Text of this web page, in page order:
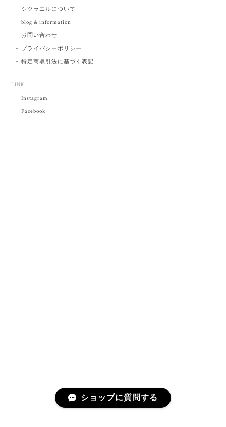
シツラエルについて
blog & information
お問い合わせ
プライバシーポリシー
特定商取引法に基づく表記
LINK
Instagram
Facebook
ショップに質問する